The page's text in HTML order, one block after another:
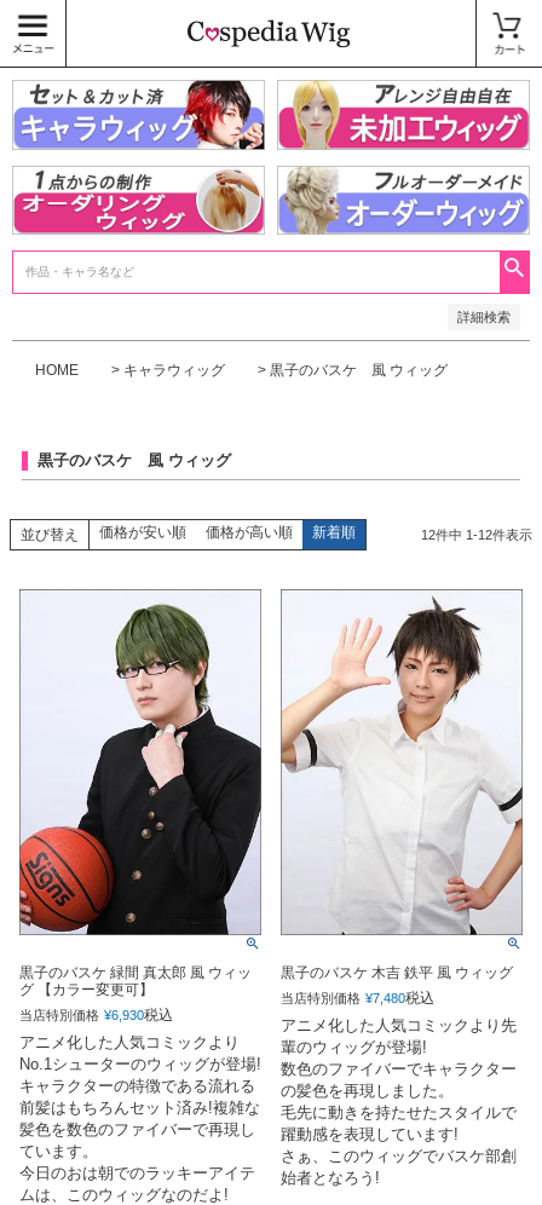
詳細検索
〜
商品タグ
キャラウィッグ
未加工ウィッグ
ベースウィッグ
衣装
SALE中
HOME キャラウィッグ 黒子のバスケ 風 ウィッグ
黒子のバスケ 風 ウィッグ
並び替え 価格が安い順 価格が高い順 新着順 12件中 1-12件表示
黒子のバスケ 緑間 真太郎 風 ウィッ
グ 【カラー変更可】
当店特別価格 ¥6,930税込
アニメ化した人気コミックより
No.1シューターのウィッグが登場!
キャラクターの特徴である流れる
前髪はもちろんセット済み!複雑な
髪色を数色のファイバーで再現し
ています。
今日のおは朝でのラッキーアイテ
ムは、このウィッグなのだよ!
黒子のバスケ 木吉 鉄平 風 ウィッグ
当店特別価格 ¥7,480税込
アニメ化した人気コミックより先
輩のウィッグが登場!
数色のファイバーでキャラクター
の髪色を再現しました。
毛先に動きを持たせたスタイルで
躍動感を表現しています!
さぁ、このウィッグでバスケ部創
始者となろう!